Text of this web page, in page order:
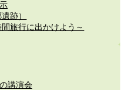
跡）
旅行に出かけよう～
講演会